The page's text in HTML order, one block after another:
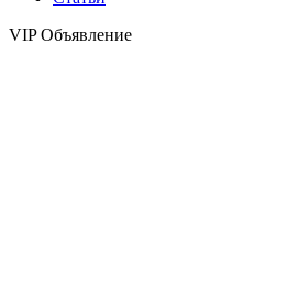
VIP Объявление